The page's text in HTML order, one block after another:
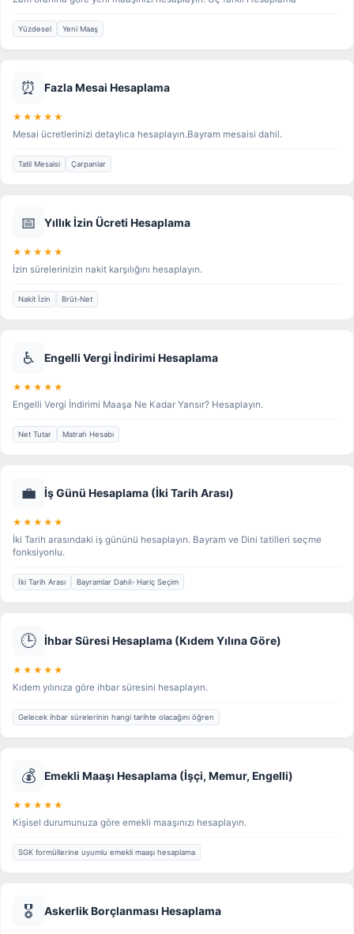
Yüzdesel Yeni Maaş
⏰ Fazla Mesai Hesaplama
★★★★★
Mesai ücretlerinizi detaylıca hesaplayın.Bayram mesaisi dahil.
Tatil Mesaisi Çarpanlar
📅 Yıllık İzin Ücreti Hesaplama
★★★★★
İzin sürelerinizin nakit karşılığını hesaplayın.
Nakit İzin Brüt-Net
♿ Engelli Vergi İndirimi Hesaplama
★★★★★
Engelli Vergi İndirimi Maaşa Ne Kadar Yansır? Hesaplayın.
Net Tutar Matrah Hesabı
💼 İş Günü Hesaplama (İki Tarih Arası)
★★★★★
İki Tarih arasındaki iş gününü hesaplayın. Bayram ve Dini tatilleri seçme
fonksiyonlu.
İki Tarih Arası Bayramlar Dahil- Hariç Seçim
🕒 İhbar Süresi Hesaplama (Kıdem Yılına Göre)
★★★★★
Kıdem yılınıza göre ihbar süresini hesaplayın.
Gelecek ihbar sürelerinin hangi tarihte olacağını öğren
💰 Emekli Maaşı Hesaplama (İşçi, Memur, Engelli)
★★★★★
Kişisel durumunuza göre emekli maaşınızı hesaplayın.
SGK formüllerine uyumlu emekli maaşı hesaplama
🎖️ Askerlik Borçlanması Hesaplama